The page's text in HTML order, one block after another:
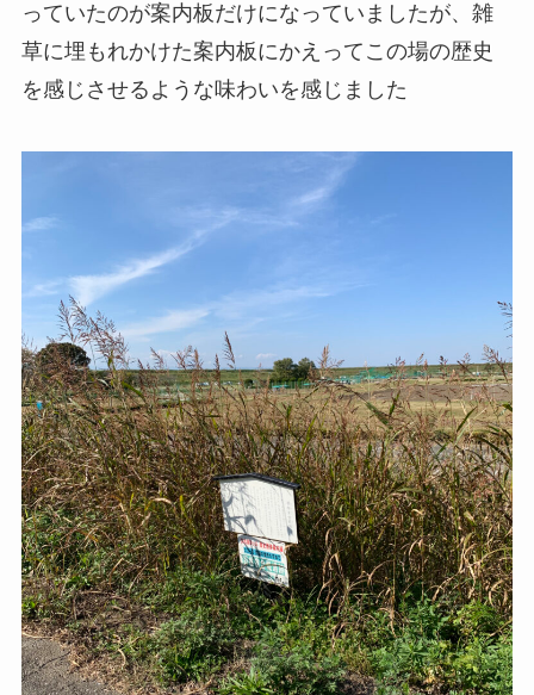
っていたのが案内板だけになっていましたが、雑
草に埋もれかけた案内板にかえってこの場の歴史
を感じさせるような味わいを感じました